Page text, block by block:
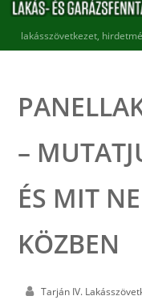
lakásszövetkezet,
–
ÉS MIT
KÖZBEN
Tarján IV.